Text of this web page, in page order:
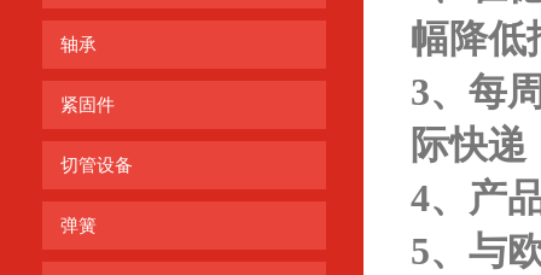
轴承
紧固件
切管设备
弹簧
幅降低
3、每
际快递
4、产
5、与